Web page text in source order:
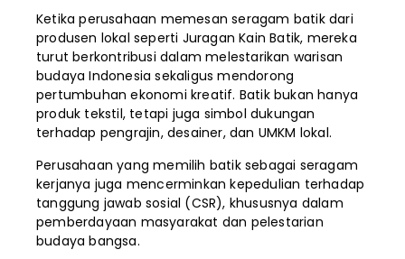
Ketika perusahaan memesan seragam batik dari
produsen lokal seperti Juragan Kain Batik, mereka
turut berkontribusi dalam melestarikan warisan
budaya Indonesia sekaligus mendorong
pertumbuhan ekonomi kreatif. Batik bukan hanya
produk tekstil, tetapi juga simbol dukungan
terhadap pengrajin, desainer, dan UMKM lokal.
Perusahaan yang memilih batik sebagai seragam
kerjanya juga mencerminkan kepedulian terhadap
tanggung jawab sosial (CSR), khususnya dalam
pemberdayaan masyarakat dan pelestarian
budaya bangsa.